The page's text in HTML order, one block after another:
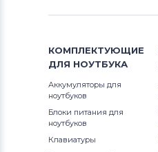
КОМПЛЕКТУЮЩИЕ
ДЛЯ НОУТБУКА
Аккумуляторы для
ноутбуков
Блоки питания для
ноутбуков
Клавиатуры